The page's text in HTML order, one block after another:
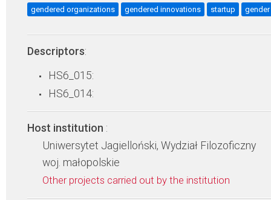
gendered organizations gendered innovations startup gender
Descriptors:
HS6_015:
HS6_014:
Host institution :
Uniwersytet Jagielloński, Wydział Filozoficzny
woj. małopolskie
Other projects carried out by the institution